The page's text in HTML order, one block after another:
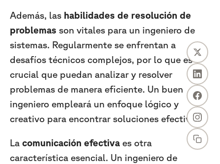
Además, las habilidades de resolución de
problemas son vitales para un ingeniero de
sistemas. Regularmente se enfrentan a
desafíos técnicos complejos, por lo que es
crucial que puedan analizar y resolver
problemas de manera eficiente. Un buen
ingeniero empleará un enfoque lógico y
creativo para encontrar soluciones efectivas.
La comunicación efectiva es otra
característica esencial. Un ingeniero de